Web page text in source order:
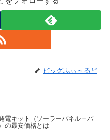
ビッグふぃ～るど
電キット（ソーラーパネル＋パ
の最安価格とは